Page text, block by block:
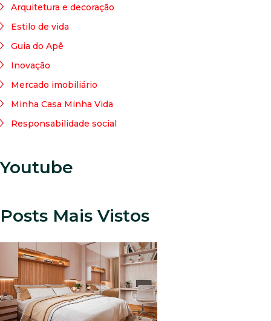
Arquitetura e decoração
Estilo de vida
Guia do Apê
Inovação
Mercado imobiliário
Minha Casa Minha Vida
Responsabilidade social
Youtube
Posts Mais Vistos